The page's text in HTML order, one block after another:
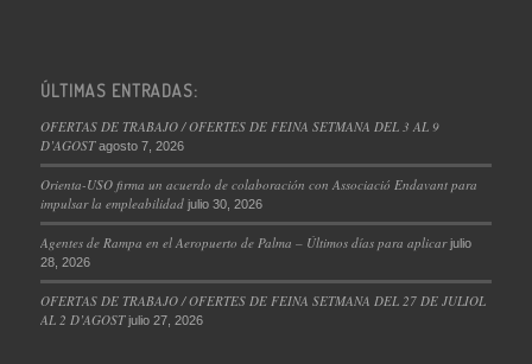
ÚLTIMAS ENTRADAS:
OFERTAS DE TRABAJO / OFERTES DE FEINA SETMANA DEL 3 AL 9
D’AGOST agosto 7, 2026
Orienta-USO firma un acuerdo de colaboración con Associació Endavant para
impulsar la empleabilidad julio 30, 2026
Agentes de Rampa en el Aeropuerto de Palma – Últimos días para aplicar julio
28, 2026
OFERTAS DE TRABAJO / OFERTES DE FEINA SETMANA DEL 27 DE JULIOL
AL 2 D’AGOST julio 27, 2026